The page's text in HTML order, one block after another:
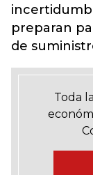
preparan
de
Toda